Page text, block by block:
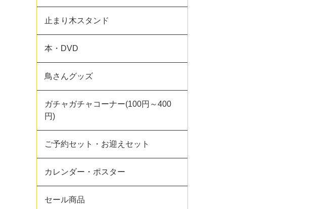
止まり木スタンド
本・DVD
鳥さんグッズ
ガチャガチャコーナー(100円～400
円)
ご予約セット・お迎えセット
カレンダー・ポスター
セール商品